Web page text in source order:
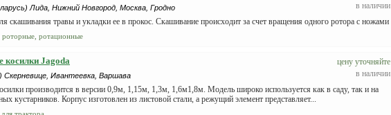
в наличии
Лида, Нижний Новгород, Москва, Гродно
скашивания травы и укладки ее в прокос. Скашивание происходит за счет вращения одного ротора с ножами
роторные, ротационные
цену уточняйте
в наличии
косилки Jagoda
Скерневице, Ивантеевка, Варшава
производится в версии 0,9м, 1,15м, 1,3м, 1,6м1,8м. Модель широко используется как в саду, так и на
кустарников. Корпус изготовлен из листовой стали, а режущий элемент представляет...